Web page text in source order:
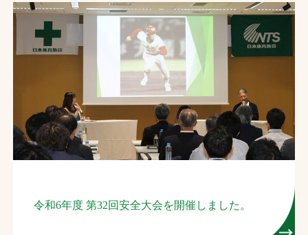
レポート
製品・サービス一覧
施工・管理実績一覧
採用情報
検索
令和6年度 第32回安全大会を開催しました。